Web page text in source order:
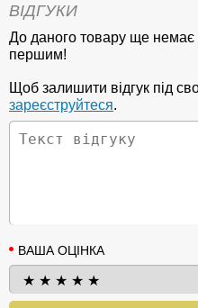
ВІДГУКИ
До даного товару ще немає
першим!
Щоб залишити відгук під
зареєструйтеся.
ВАША ОЦІНКА